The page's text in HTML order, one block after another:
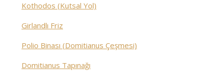
Kothodos (Kutsal Yol)
Girlandlı Friz
Polio Binası (Domitianus Çeşmesi)
Domitianus Tapınağı